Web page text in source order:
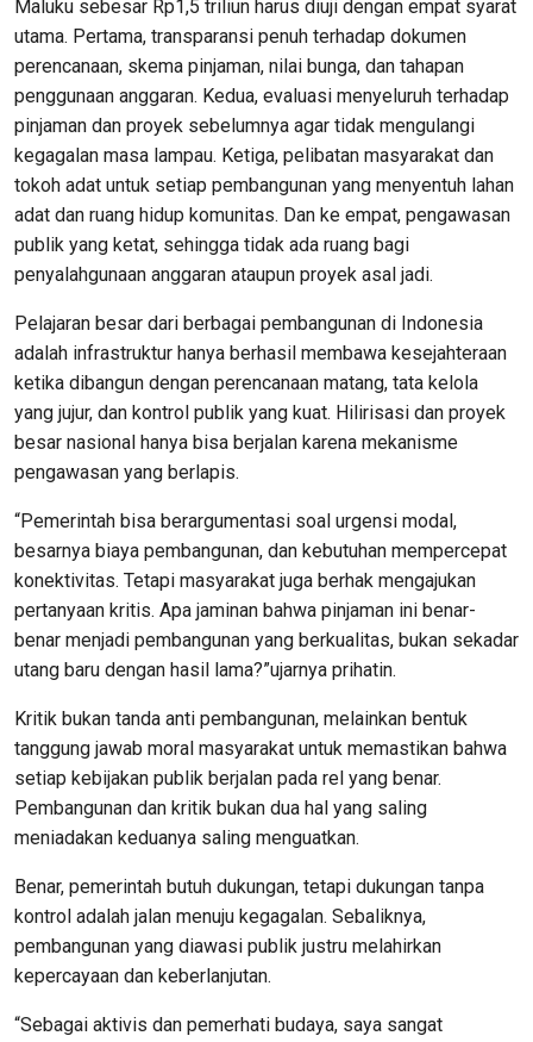
Maluku sebesar Rp1,5 triliun harus diuji dengan empat syarat
utama. Pertama, transparansi penuh terhadap dokumen
perencanaan, skema pinjaman, nilai bunga, dan tahapan
penggunaan anggaran. Kedua, evaluasi menyeluruh terhadap
pinjaman dan proyek sebelumnya agar tidak mengulangi
kegagalan masa lampau. Ketiga, pelibatan masyarakat dan
tokoh adat untuk setiap pembangunan yang menyentuh lahan
adat dan ruang hidup komunitas. Dan ke empat, pengawasan
publik yang ketat, sehingga tidak ada ruang bagi
penyalahgunaan anggaran ataupun proyek asal jadi.
Pelajaran besar dari berbagai pembangunan di Indonesia
adalah infrastruktur hanya berhasil membawa kesejahteraan
ketika dibangun dengan perencanaan matang, tata kelola
yang jujur, dan kontrol publik yang kuat. Hilirisasi dan proyek
besar nasional hanya bisa berjalan karena mekanisme
pengawasan yang berlapis.
“Pemerintah bisa berargumentasi soal urgensi modal,
besarnya biaya pembangunan, dan kebutuhan mempercepat
konektivitas. Tetapi masyarakat juga berhak mengajukan
pertanyaan kritis. Apa jaminan bahwa pinjaman ini benar-
benar menjadi pembangunan yang berkualitas, bukan sekadar
utang baru dengan hasil lama?”ujarnya prihatin.
Kritik bukan tanda anti pembangunan, melainkan bentuk
tanggung jawab moral masyarakat untuk memastikan bahwa
setiap kebijakan publik berjalan pada rel yang benar.
Pembangunan dan kritik bukan dua hal yang saling
meniadakan keduanya saling menguatkan.
Benar, pemerintah butuh dukungan, tetapi dukungan tanpa
kontrol adalah jalan menuju kegagalan. Sebaliknya,
pembangunan yang diawasi publik justru melahirkan
kepercayaan dan keberlanjutan.
“Sebagai aktivis dan pemerhati budaya, saya sangat